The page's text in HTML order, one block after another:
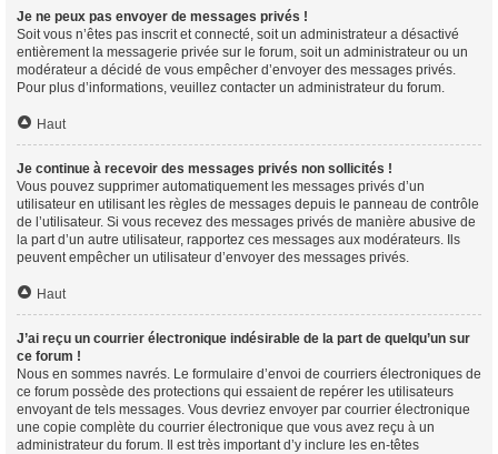
Je ne peux pas envoyer de messages privés !
Soit vous n’êtes pas inscrit et connecté, soit un administrateur a désactivé
entièrement la messagerie privée sur le forum, soit un administrateur ou un
modérateur a décidé de vous empêcher d’envoyer des messages privés.
Pour plus d’informations, veuillez contacter un administrateur du forum.
Haut
Je continue à recevoir des messages privés non sollicités !
Vous pouvez supprimer automatiquement les messages privés d’un
utilisateur en utilisant les règles de messages depuis le panneau de contrôle
de l’utilisateur. Si vous recevez des messages privés de manière abusive de
la part d’un autre utilisateur, rapportez ces messages aux modérateurs. Ils
peuvent empêcher un utilisateur d’envoyer des messages privés.
Haut
J’ai reçu un courrier électronique indésirable de la part de quelqu’un sur
ce forum !
Nous en sommes navrés. Le formulaire d’envoi de courriers électroniques de
ce forum possède des protections qui essaient de repérer les utilisateurs
envoyant de tels messages. Vous devriez envoyer par courrier électronique
une copie complète du courrier électronique que vous avez reçu à un
administrateur du forum. Il est très important d’y inclure les en-têtes